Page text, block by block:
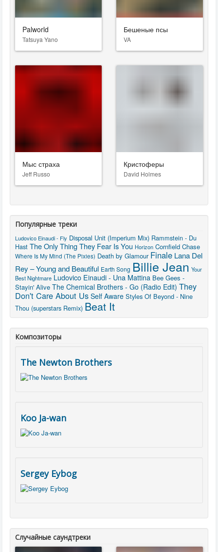
Palworld
Tatsuya Yano
Бешеные псы
VA
Мыс страха
Jeff Russo
Кристоферы
David Holmes
Популярные треки
Ludovico Einaudi - Fly Disposal Unit (Imperium Mix) Rammstein - Du
Hast The Only Thing They Fear Is You Horizon Cornfield Chase
Where Is My Mind (The Pixies) Death by Glamour Finale Lana Del
Rey – Young and Beautiful Earth Song Billie Jean Your
Best Nightmare Ludovico Einaudi - Una Mattina Bee Gees -
Stayin' Alive The Chemical Brothers - Go (Radio Edit) They
Don't Care About Us Self Aware Styles Of Beyond - Nine
Thou (superstars Remix) Beat It
Композиторы
The Newton Brothers
Koo Ja-wan
Sergey Eybog
Случайные саундтреки